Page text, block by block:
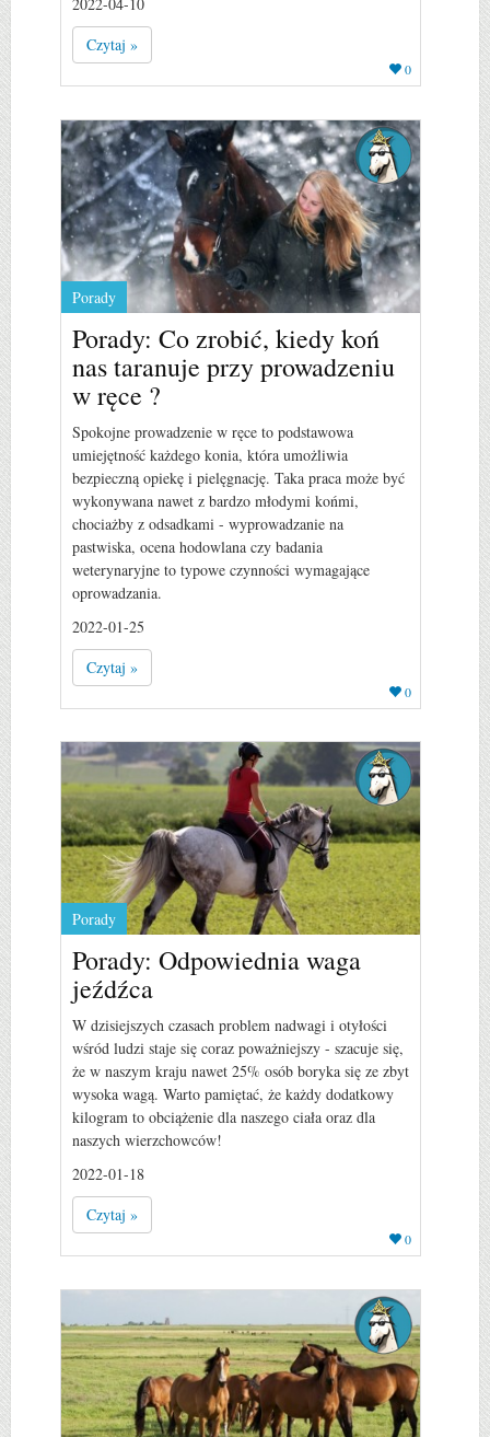
Czytaj »
0
Porady
Porady: Co zrobić, kiedy koń
nas taranuje przy prowadzeniu
w ręce ?
Spokojne prowadzenie w ręce to podstawowa
umiejętność każdego konia, która umożliwia
bezpieczną opiekę i pielęgnację. Taka praca może być
wykonywana nawet z bardzo młodymi końmi,
chociażby z odsadkami - wyprowadzanie na
pastwiska, ocena hodowlana czy badania
weterynaryjne to typowe czynności wymagające
oprowadzania.
2022-01-25
Czytaj »
0
Porady
Porady: Odpowiednia waga
jeźdźca
W dzisiejszych czasach problem nadwagi i otyłości
wśród ludzi staje się coraz poważniejszy - szacuje się,
że w naszym kraju nawet 25% osób boryka się ze zbyt
wysoka wagą. Warto pamiętać, że każdy dodatkowy
kilogram to obciążenie dla naszego ciała oraz dla
naszych wierzchowców!
2022-01-18
Czytaj »
0